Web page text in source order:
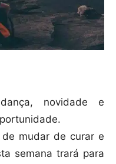
novidade e
mudar de curar e
semana trará para